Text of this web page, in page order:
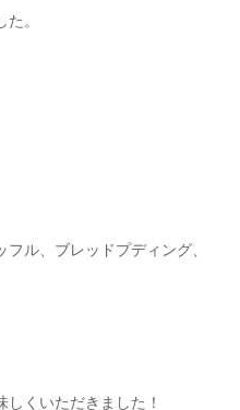
。
ル、ブレッドプディング、
くいただきました！